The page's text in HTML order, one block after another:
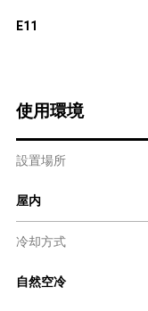
E11
使用環境
設置場所
屋内
冷却方式
自然空冷